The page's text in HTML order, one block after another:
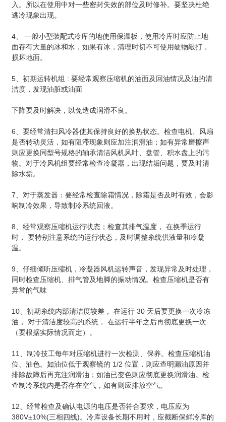
入。所以在使用中对一些密封失效的部位及时修补。要坚决杜绝
逃冷现象出现。
4、 一般小型装配式冷库的地使用保温板，使用冷库时应防止地
面存有大量的冰和水，如果有冰，清理时切不可使用硬物敲打，
损坏地面。
5、初期运转机组 : 要经常观察压缩机的油面及回油情况及油的清
洁度，发现油脏或油面
下降要及时解决，以免造成润滑不良。
6、要经常清扫风冷器使其保持良好的换热状态。检查电机、风扇
是否转动灵活，如有阻滞现象则应加注润滑油；如有异常磨擦声
则应更换同型号规格的轴承清洁风机风叶、盘管、积水盘上的污
物。对于冷风机组要经常检查冷凝器，出现结垢问题，要及时清
除水垢。
7、对于蒸发器：要经常检查除霜情况，除霜是否及时有效，会影
响制冷效果，导致制冷系统回液。
8、经常观察压缩机运行状态；检查其排气温度， 在换季运行
时， 要特别注意系统的运行状态，及时调整糸统供液量和冷凝
温。
9、仔细倾听压缩机，冷凝器风机运转声音，发现异常及时处理，
同时检查压缩机、排气管及地脚的振动情况。检查压缩机是否有
异常的气味
10、初期糸统内部清洁度较差， 在运行 30 天后要更换一次冷冻
油， 对于清洁度较高的系统， 在运行半年之后再彻底更换一次
（要根据实际情况而定）。
11、制冷技工每年对压缩机进行一次检测、保养。检查压缩机油
位、油色。如油位低于观察镜的 1/2 位置，则应查明漏油原因并
排除故障后再充注润滑油；如油已变色则应彻底更换润滑油。检
查制冷系统内是否存在空气，如有则应排放空气。
12、经常检查及确认电源的电压是否符合要求，电压应为
380V±10%(三相四线)。冷库设备长期不用时，应截断保鲜冷库的